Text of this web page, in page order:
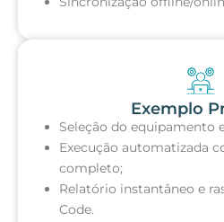
Exemplo
Seleção do equipamento
Execução automatizada
completo;
Relatório instantâneo e
Code.